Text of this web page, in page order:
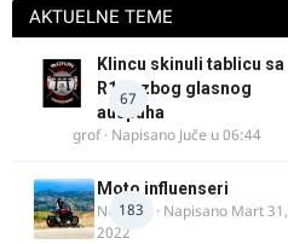
AKTUELNE TEME
67
Klincu skinuli tablicu sa
R125 zbog glasnog
auspuha
grof· Napisano Juče u 06:44
183
Moto influenseri
Nolanka · Napisano Mart 31,
2022